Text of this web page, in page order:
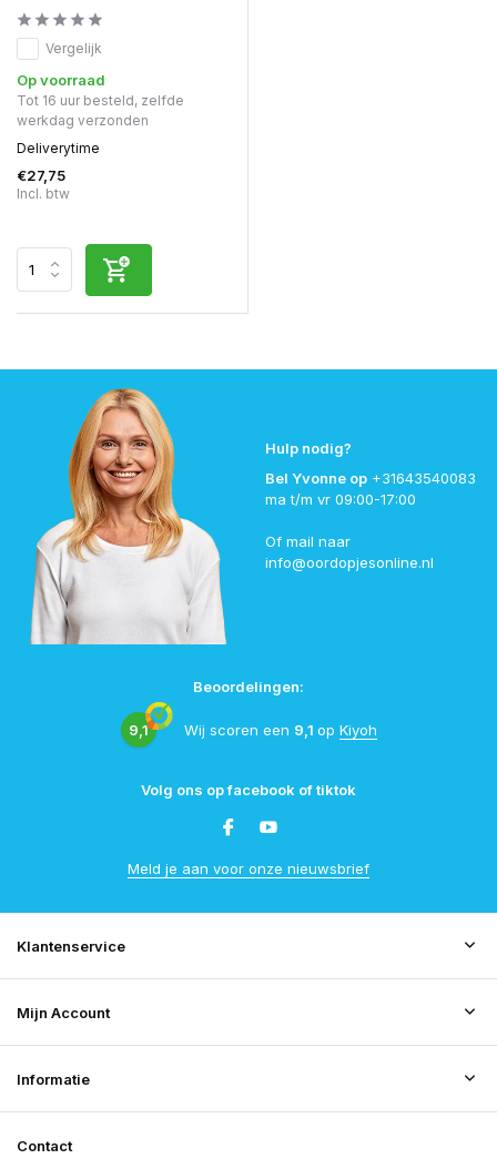
Vergelijk
Op voorraad
Tot 16 uur besteld, zelfde
werkdag verzonden
Deliverytime
€27,75
Incl. btw
Hulp nodig?
Bel Yvonne op +31643540083
ma t/m vr 09:00-17:00
Of mail naar
info@oordopjesonline.nl
Beoordelingen:
9,1 Wij scoren een 9,1 op Kiyoh
Volg ons op facebook of tiktok
Meld je aan voor onze nieuwsbrief
Klantenservice
Mijn Account
Informatie
Contact